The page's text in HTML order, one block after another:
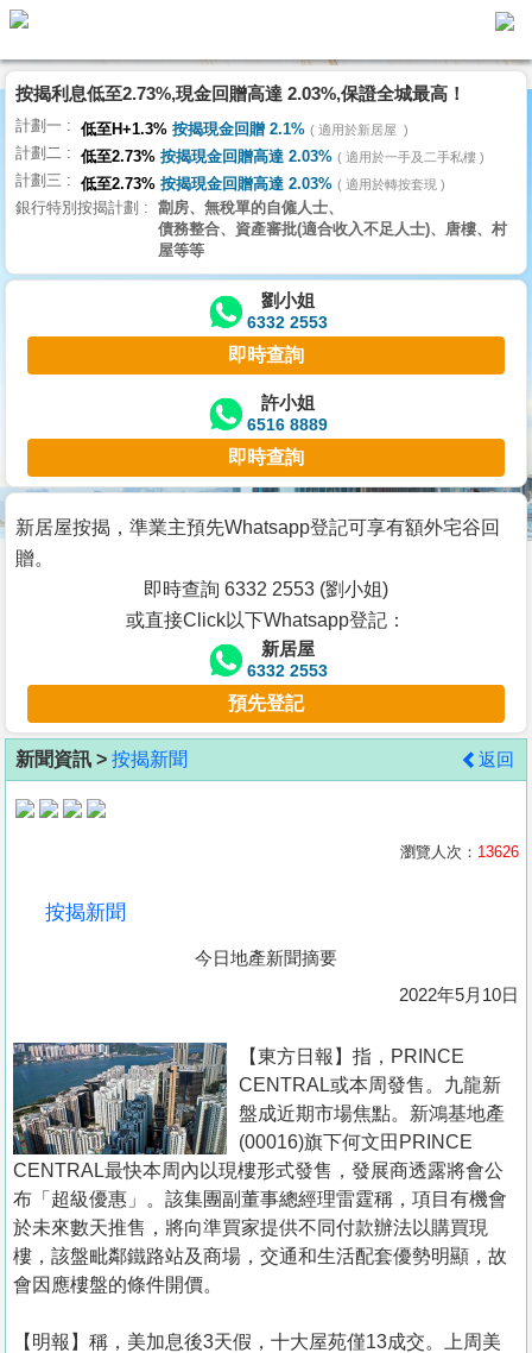
理
主
頁
搵
樓/
交
業
主
宅
谷
按
客
地
產
置
業
手
冊
關
於
我
們
按揭利息低至2.73%,現金回贈高達 2.03%,保證全城最高！
計劃一 低至H+1.3% 按揭現金回贈 2.1% 適用於新居屋
計劃二 低至2.73% 按揭現金回贈高達 2.03% 適用於一手及二手私樓
計劃三 低至2.73% 按揭現金回贈高達 2.03% 適用於轉按套現
銀行特別按揭計劃
劏房、無稅單的自僱人士、
債務整合、資產審批(適合收入不足人士)、唐樓、村
屋等等
劉小姐
6332 2553
即時查詢
許小姐
6516 8889
即時查詢
新居屋按揭，準業主預先Whatsapp登記可享有額外宅谷回
贈。
即時查詢 6332 2553 (劉小姐)
或直接Click以下Whatsapp登記：
新居屋
6332 2553
預先登記
新聞資訊 > 按揭新聞 返回
瀏覽人次： 13626
按揭新聞
今日地產新聞摘要
2022年5月10日
【東方日報】指，PRINCE
CENTRAL或本周發售。九龍新
盤成近期市場焦點。新鴻基地產
(00016)旗下何文田PRINCE
CENTRAL最快本周內以現樓形式發售，發展商透露將會公
布「超級優惠」。該集團副董事總經理雷霆稱，項目有機會
於未來數天推售，將向準買家提供不同付款辦法以購買現
樓，該盤毗鄰鐵路站及商場，交通和生活配套優勢明顯，故
會因應樓盤的條件開價。
【明報】稱，美加息後3天假，十大屋苑僅13成交。上周美